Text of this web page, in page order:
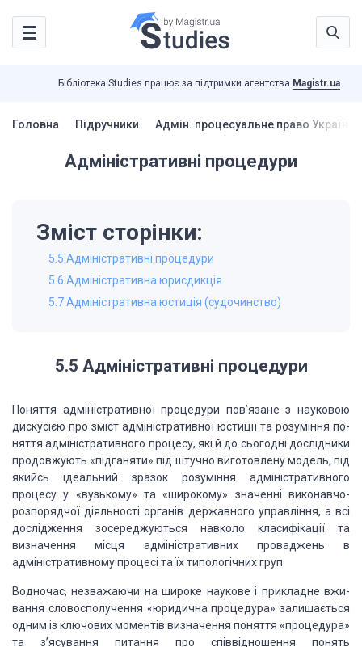
Бібліотека Studies працює за підтримки агентства Magistr.ua
Головна Підручники Адмін. процесуальне право
Адміністративні процедури
Зміст сторінки:
5.5 Адміністративні процедури
5.6 Адміністративна юрисдикція
5.7 Адміністративна юстиція (судочинство)
5.5 Адміністративні процедури
Поняття адміністративної процедури пов’язане з науковою
дискусією про зміст адміністративної юстиції та розуміння по­
няття адміністративного процесу, які й до сьогодні дослідники
продовжують «підганяти» під штучно виготовленумодель, під
якийсь ідеальний зразок розуміння адміністративного
процесу у «вузькому» та «широкому» значенні виконавчо-
розпорядчої діяльності органів державного управління, а всі
дослідження зосереджуються навколо класифікації та
визначення місця ад­міністративних проваджень в
адміністративному процесі та їхтипологічних груп.
Водночас, незважаючи на широке наукове і прикладне вжи­
вання словосполучення «юридична процедура» залишається
одним із ключових моментів визначення поняття «процедура»
та з’ясування питання про співвідношення понять